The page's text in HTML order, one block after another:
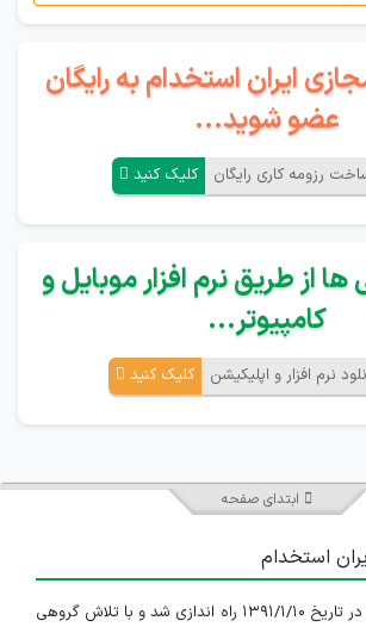
ایران استخدام به رایگان
عضو شوید...
رزومه کاری رایگان کلیک کنید
از طریق نرم افزار موبایل و
کامپیوتر...
نرم افزار و اپلیکیشن کلیک کنید
ابتدای صفحه
استخدام
سایت ایران استخدام در تاریخ ۱۳۹۱/۱/۱۰ راه اندازی شد و با تلاش گروهی